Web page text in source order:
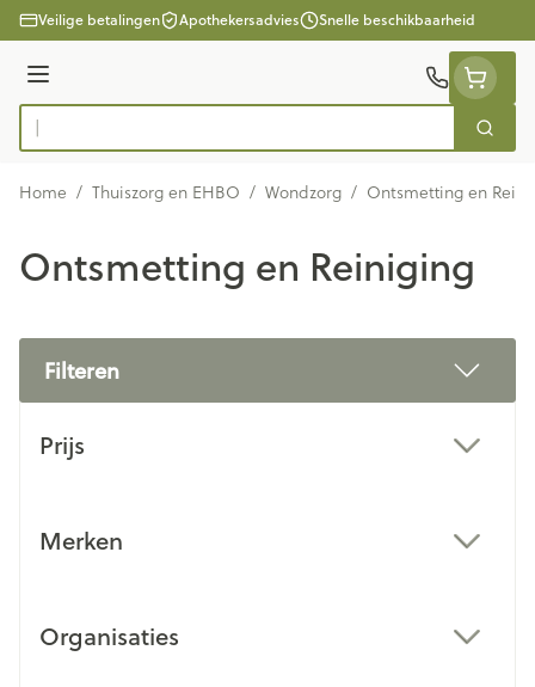
Ga naar de inhoud
Veilige betalingen Apothekersadvies Snelle beschikbaarheid
Menu
Product, merk, categorie...
Zoek
Home / Thuiszorg en EHBO / Wondzorg / Ontsmetting en
Ontsmetting en Reiniging
Filteren
Prijs
Merken
Organisaties